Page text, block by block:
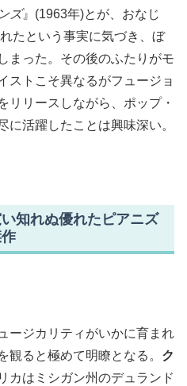
ズ』(1963年)とが、おなじ
たという事実に気づき、ぼ
まった。その後のふたりがモ
ストこそ異なるがフュージョ
リリースしながら、ポップ・
に活躍したことは興味深い。
知れぬ優れたピアニズ
ージカリティがいかに育まれ
観ると極めて明瞭となる。 ク
カはミシガン州のデュランド